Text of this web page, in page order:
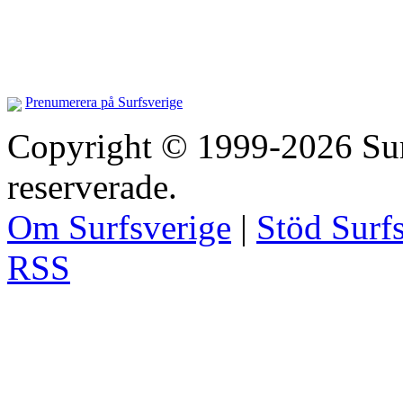
Prenumerera på Surfsverige
Copyright © 1999-2026
reserverade.
Om Surfsverige | Stöd
RSS